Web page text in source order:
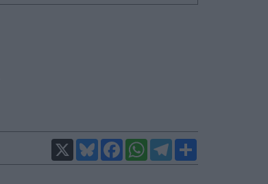
X BlueskyFacebookWhatsAppTelegram